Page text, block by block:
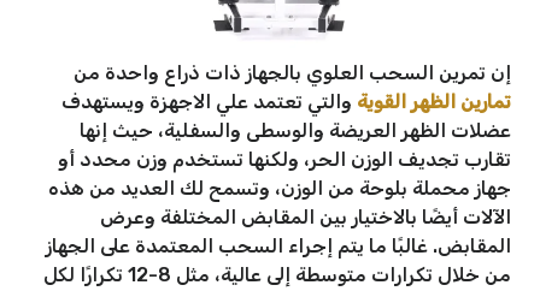
إن تمرين السحب العلوي بالجهاز ذات ذراع واحدة من
تمارين الظهر القوية والتي تعتمد علي الاجهزة ويستهدف
عضلات الظهر العريضة والوسطى والسفلية، حيث إنها
تقارب تجديف الوزن الحر، ولكنها تستخدم وزن محدد أو
جهاز محملة بلوحة من الوزن، وتسمح لك العديد من هذه
الآلات أيضًا بالاختيار بين المقابض المختلفة وعرض
المقابض. غالبًا ما يتم إجراء السحب المعتمدة على الجهاز
من خلال تكرارات متوسطة إلى عالية، مثل 8-12 تكرارًا لكل